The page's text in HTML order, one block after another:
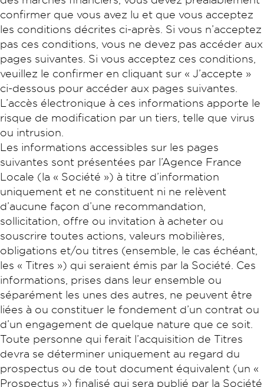
confirmer que vous avez lu et que vous acceptez
les conditions décrites ci-après. Si vous n’acceptez
pas ces conditions, vous ne devez pas accéder aux
pages suivantes. Si vous acceptez ces conditions,
veuillez le confirmer en cliquant sur « J’accepte »
ci-dessous pour accéder aux pages suivantes.
L’accès électronique à ces informations apporte le
risque de modification par un tiers, telle que virus
ou intrusion.
Les informations accessibles sur les pages
suivantes sont présentées par l’Agence France
Locale (la « Société ») à titre d’information
uniquement et ne constituent ni ne relèvent
d’aucune façon d’une recommandation,
sollicitation, offre ou invitation à acheter ou
souscrire toutes actions, valeurs mobilières,
obligations et/ou titres (ensemble, le cas échéant,
les « Titres ») qui seraient émis par la Société. Ces
informations, prises dans leur ensemble ou
séparément les unes des autres, ne peuvent être
liées à ou constituer le fondement d’un contrat ou
d’un engagement de quelque nature que ce soit.
Toute personne qui ferait l’acquisition de Titres
devra se déterminer uniquement au regard du
prospectus ou de tout document équivalent (un «
Prospectus ») finalisé qui sera publié par la Société